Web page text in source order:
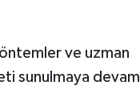
ve uzman
sunulmaya devam